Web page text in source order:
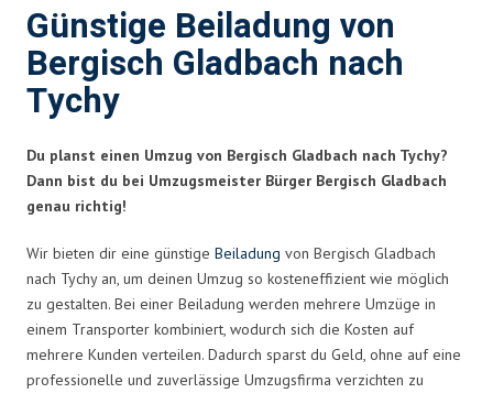
Günstige Beiladung von
Bergisch Gladbach nach
Tychy
Du planst einen Umzug von Bergisch Gladbach nach Tychy?
Dann bist du bei Umzugsmeister Bürger Bergisch Gladbach
genau richtig!
Wir bieten dir eine günstige Beiladung von Bergisch Gladbach
nach Tychy an, um deinen Umzug so kosteneffizient wie möglich
zu gestalten. Bei einer Beiladung werden mehrere Umzüge in
einem Transporter kombiniert, wodurch sich die Kosten auf
mehrere Kunden verteilen. Dadurch sparst du Geld, ohne auf eine
professionelle und zuverlässige Umzugsfirma verzichten zu